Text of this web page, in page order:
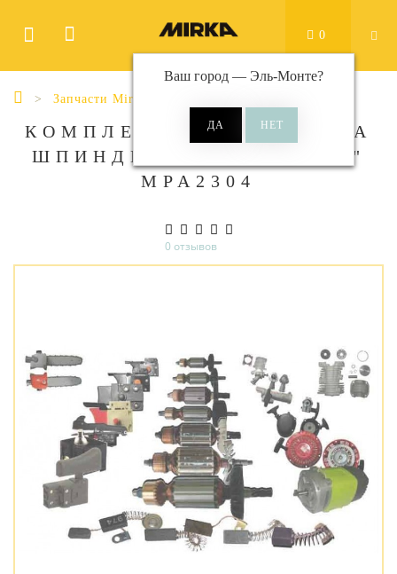
Ваш город — Эль-Монте?
0
Запчасти Mirka
КОМПЛЕКТ ПОДШИПНИКА
ШПИНДЕЛЯ ДЛЯ ROP2 3"
MPA2304
0 отзывов